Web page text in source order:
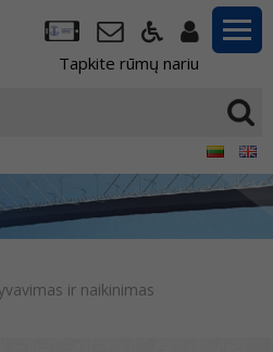
Tapkite rūmų nariu
ir naikinimas